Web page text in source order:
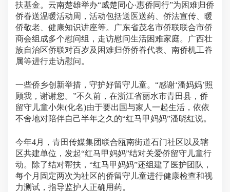
扶基金。云南楚雄举办“威楚同心·惠侨同行”为困难归侨
侨眷送温暖活动周，活动包括送医送药、侨法宣传、暖
侨敬老、健康知识讲座等。广东省茂名市侨联联合市侨
商会组成多个慰问组，走访慰问生活困难家庭。广西壮
族自治区侨联对百岁及困难归侨侨眷代表、南侨机工眷
属等进行走访慰问。
一些侨乡创新举措，守护好留守儿童。“感谢‘潘妈妈’照
顾我，谢谢您。”不久前，在浙江省丽水市青田县，侨
留守儿童小朱(化名)由于要出国与家人一起生活，依依
不舍地对陪伴自己半年之久的“红马甲妈妈”潘晓红说。
今年4月，青田传媒集团联合瓯南街道石门社区以及辖
区共建单位，发起“红马甲妈妈”结对关爱侨留守儿童行
动。除了结对帮扶，“红马甲妈妈”还组建了医护团队，
每个月固定两次为社区的侨留守儿童进行健康检查和视
力测试，指导监护人正确用药。